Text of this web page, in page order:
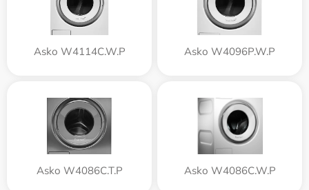
Asko W4114C.W.P Asko W4096P.W.P
Asko W4086C.T.P Asko W4086C.W.P